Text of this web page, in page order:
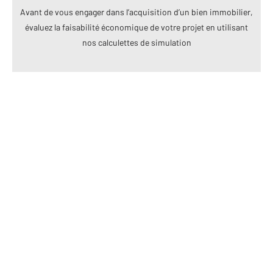
Avant de vous engager dans l’acquisition d’un bien immobilier,
évaluez la faisabilité économique de votre projet en utilisant
nos calculettes de simulation